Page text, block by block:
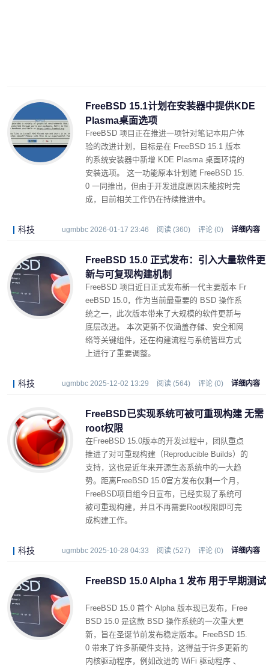
FreeBSD 15.1计划在安装器中提供KDE
Plasma桌面选项
FreeBSD 项目正在推进一项针对笔记本用户体
验的改进计划，目标是在 FreeBSD 15.1 版本
的系统安装器中新增 KDE Plasma 桌面环境的
安装选项。 这一功能原本计划随 FreeBSD 15.
0 一同推出，但由于开发进度原因未能按时完
成，目前相关工作仍在持续推进中。
科技 ugmbbc 2026-01-17 23:46 阅读 (360) 评论 (0) 详细内容
FreeBSD 15.0 正式发布：引入大量软件更
新与可复现构建机制
FreeBSD 项目近日正式发布新一代主要版本 Fr
eeBSD 15.0，作为当前最重要的 BSD 操作系
统之一，此次版本带来了大规模的软件更新与
底层改进。 本次更新不仅涵盖存储、安全和网
络等关键组件，还在构建流程与系统管理方式
上进行了重要调整。
科技 ugmbbc 2025-12-02 13:29 阅读 (564) 评论 (0) 详细内容
FreeBSD已实现系统可被可重现构建 无需
root权限
在FreeBSD 15.0版本的开发过程中，团队重点
推进了对可重现构建（Reproducible Builds）的
支持，这也是近年来开源生态系统中的一大趋
势。距离FreeBSD 15.0官方发布仅剩一个月，
FreeBSD项目组今日宣布，已经实现了系统可
被可重现构建，并且不再需要Root权限即可完
成构建工作。
科技 ugmbbc 2025-10-28 04:33 阅读 (527) 评论 (0) 详细内容
FreeBSD 15.0 Alpha 1 发布 用于早期测试
FreeBSD 15.0 首个 Alpha 版本现已发布，Free
BSD 15.0 是这款 BSD 操作系统的一次重大更
新，旨在圣诞节前发布稳定版本。FreeBSD 15.
0 带来了许多新硬件支持，这得益于许多更新的
内核驱动程序，例如改进的 WiFi 驱动程序 、